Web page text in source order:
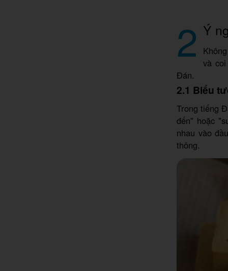
2 Ý
và
Đán.
2.1 Biểu
Trong tiếng
đến" hoặc
nhau vào
thông.